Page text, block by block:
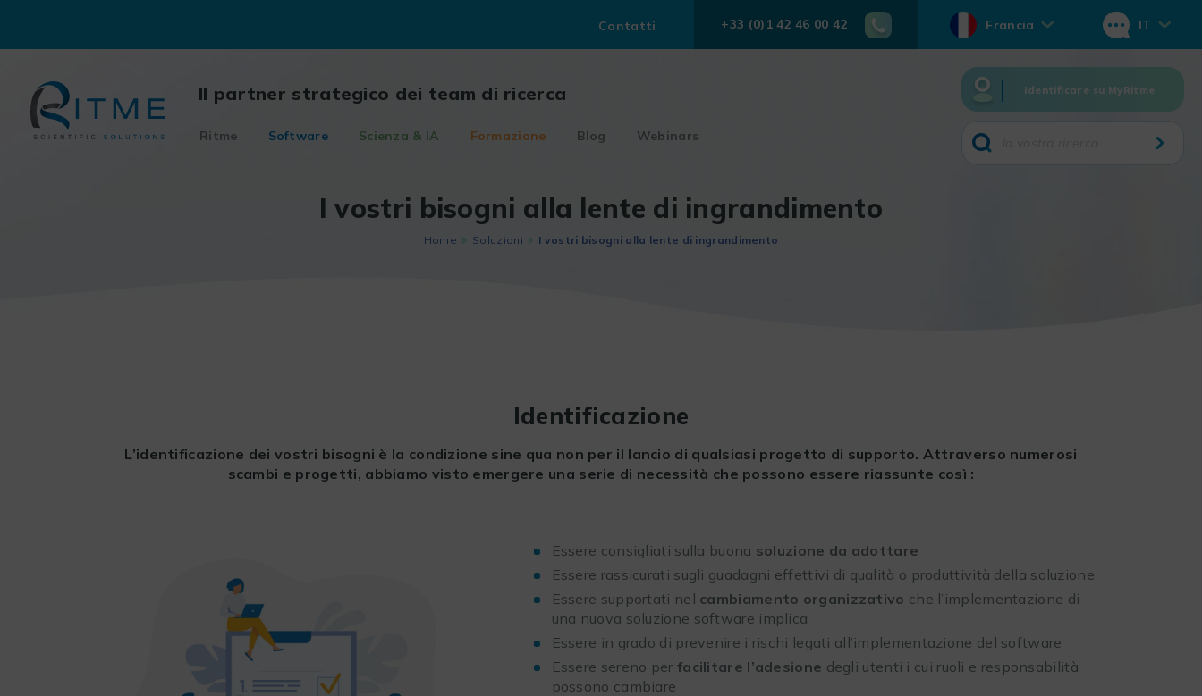
content
Contatti +33 (0)1 42 46 00 42 Francia IT
Il partner strategico dei team di ricerca
Ritme Software Scienza & IA Formazione Blog Webinars
Identificare su MyRitme
I vostri bisogni alla lente di ingrandimento
Home Soluzioni I vostri bisogni alla lente di ingrandimento
Identificazione
L’identificazione dei vostri bisogni è la condizione sine qua non per il lancio di qualsiasi progetto di supporto. Attraverso numerosi
scambi e progetti, abbiamo visto emergere una serie di necessità che possono essere riassunte così :
Essere consigliati sulla buona soluzione da adottare
Essere rassicurati sugli guadagni effettivi di qualità o produttività della soluzione
Essere supportati nel cambiamento organizzativo che l’implementazione di
una nuova soluzione software implica
Essere in grado di prevenire i rischi legati all’implementazione del software
Essere sereno per facilitare l’adesione degli utenti i cui ruoli e responsabilità
possono cambiare